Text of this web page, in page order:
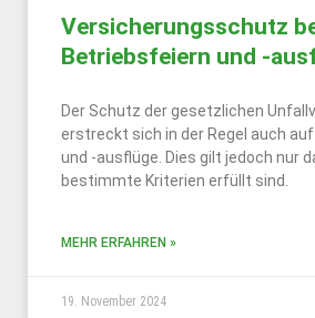
Versicherungsschutz
Betriebsfeiern und -
Der Schutz der gesetzlichen
erstreckt sich in der Regel auch
und -ausflüge. Dies gilt jedoch nur
bestimmte Kriterien erfüllt sind.
MEHR ERFAHREN »
19. November 2024